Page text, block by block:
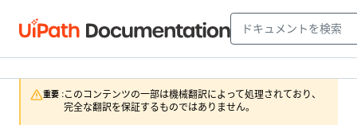
重要 :このコンテンツの一部は機械翻訳によって処理されており、
完全な翻訳を保証するものではありません。